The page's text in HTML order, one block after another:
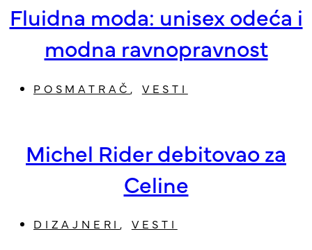
Fluidna moda: unisex odeća i
modna ravnopravnost
POSMATRAČ , VESTI
Michel Rider debitovao za
Celine
DIZAJNERI , VESTI